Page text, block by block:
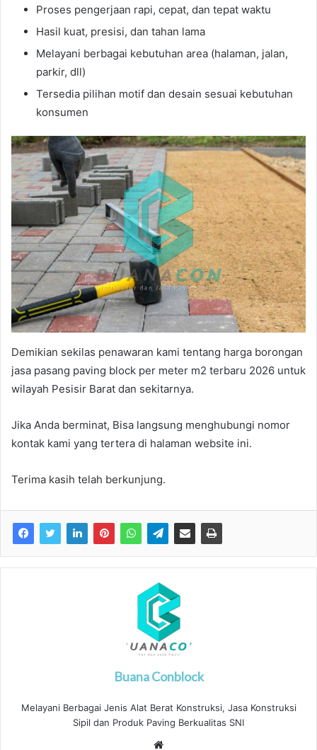
Proses pengerjaan rapi, cepat, dan tepat waktu
Hasil kuat, presisi, dan tahan lama
Melayani berbagai kebutuhan area (halaman, jalan,
parkir, dll)
Tersedia pilihan motif dan desain sesuai kebutuhan
konsumen
Demikian sekilas penawaran kami tentang harga borongan
jasa pasang paving block per meter m2 terbaru 2026 untuk
wilayah Pesisir Barat dan sekitarnya.
Jika Anda berminat, Bisa langsung menghubungi nomor
kontak kami yang tertera di halaman website ini.
Terima kasih telah berkunjung.
Buana Conblock
Melayani Berbagai Jenis Alat Berat Konstruksi, Jasa Konstruksi
Sipil dan Produk Paving Berkualitas SNI
Website